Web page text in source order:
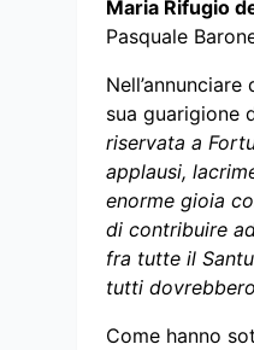
Maria Rifugio
Pasquale
sua guarigione
riservata a
applausi,
enorme gioia
di contribuire
fra tutte il
tutti
Come hanno